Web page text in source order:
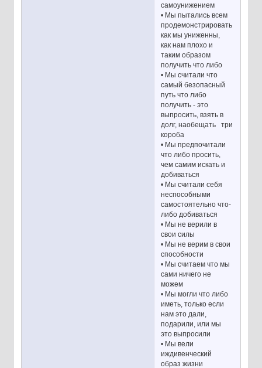
самоунижением
• Мы пытались всем
продемонстрировать
как мы униженны,
как нам плохо и
таким образом
получить что либо
• Мы считали что
самый безопасный
путь что либо
получить - это
выпросить, взять в
долг, наобещать три
короба
• Мы предпочитали
что либо просить,
чем самим искать и
добиваться
• Мы считали себя
неспособными
самостоятельно что-
либо добиваться
• Мы не верили в
свои силы
• Мы не верим в свои
способности
• Мы считаем что мы
сами ничего не
можем
• Мы могли что либо
иметь, только если
нам это дали,
подарили, или мы
это выпросили
• Мы вели
иждивенческий
образ жизни